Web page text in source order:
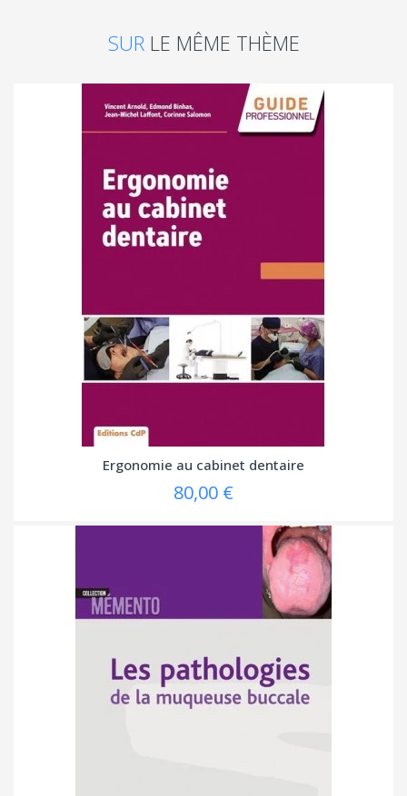
SUR LE MÊME THÈME
Ergonomie au cabinet dentaire
80,00 €